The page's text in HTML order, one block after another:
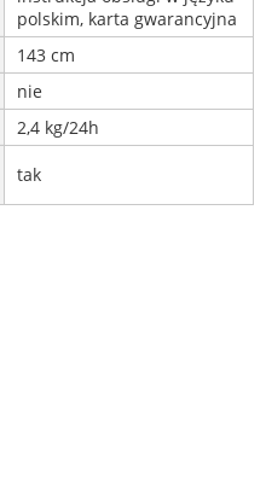
polskim, karta gwarancyjna
143 cm
nie
2,4 kg/24h
tak